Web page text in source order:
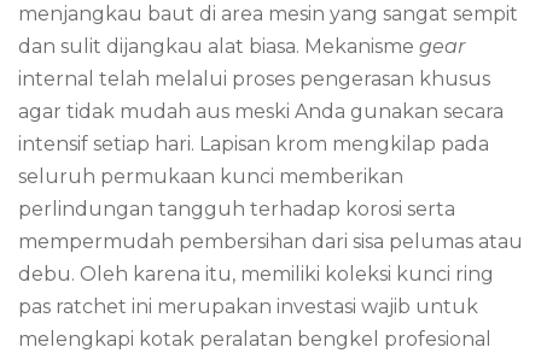
menjangkau baut di area mesin yang sangat sempit
dan sulit dijangkau alat biasa. Mekanisme gear
internal telah melalui proses pengerasan khusus
agar tidak mudah aus meski Anda gunakan secara
intensif setiap hari. Lapisan krom mengkilap pada
seluruh permukaan kunci memberikan
perlindungan tangguh terhadap korosi serta
mempermudah pembersihan dari sisa pelumas atau
debu. Oleh karena itu, memiliki koleksi kunci ring
pas ratchet ini merupakan investasi wajib untuk
melengkapi kotak peralatan bengkel profesional